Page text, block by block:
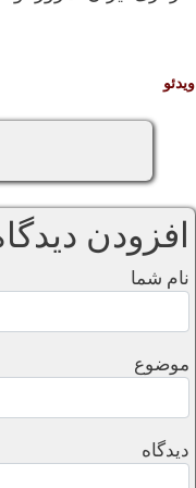
ویدئو
افزودن
نام شما
موضوع
دیدگاه